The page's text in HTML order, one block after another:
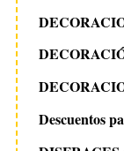
Descuentos